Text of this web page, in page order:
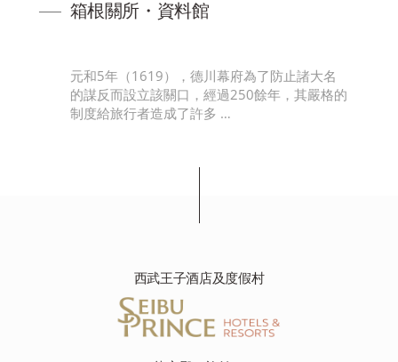
了防止諸大名
年，其嚴格的
箱根關所旅物語館
關所旁有能夠享受購物、用餐，以及搭乘
湖遊覽船的箱根關所旅物語館（免稅店）
西武王子酒店及度假村